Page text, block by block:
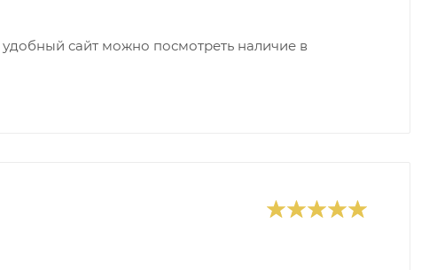
сайт можно посмотреть наличие в